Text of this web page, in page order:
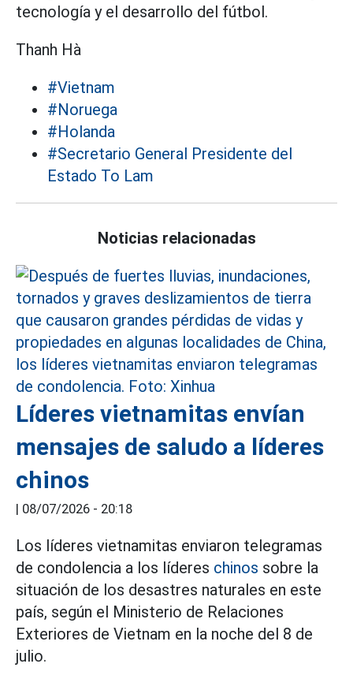
tecnología y el desarrollo del fútbol.
Thanh Hà
#Vietnam
#Noruega
#Holanda
#Secretario General Presidente del
Estado To Lam
Noticias relacionadas
Líderes vietnamitas envían
mensajes de saludo a líderes
chinos
| 08/07/2026 - 20:18
Los líderes vietnamitas enviaron telegramas
de condolencia a los líderes chinos sobre la
situación de los desastres naturales en este
país, según el Ministerio de Relaciones
Exteriores de Vietnam en la noche del 8 de
julio.